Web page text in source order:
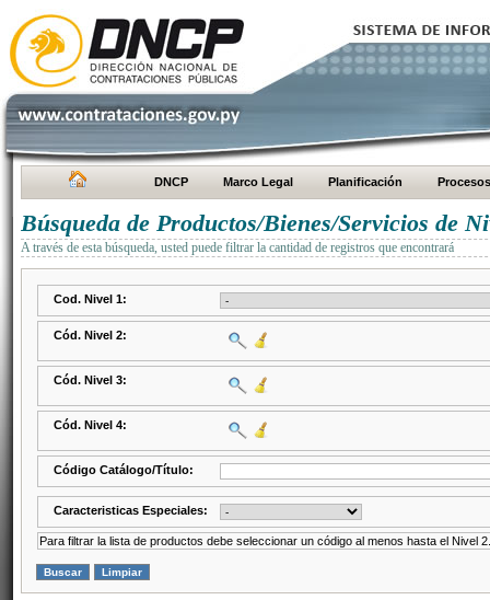
DNCP Marco Legal Planificación Procesos
Búsqueda de Productos/Bienes/Servicios de
A través de esta búsqueda, usted puede filtrar la cantidad de registros que encontrará
Cod. Nivel 1:
Cód. Nivel 2:
Cód. Nivel 3:
Cód. Nivel 4:
Código Catálogo/Título:
Caracteristicas Especiales:
Para filtrar la lista de productos debe seleccionar un código al menos hasta el Nivel 2.